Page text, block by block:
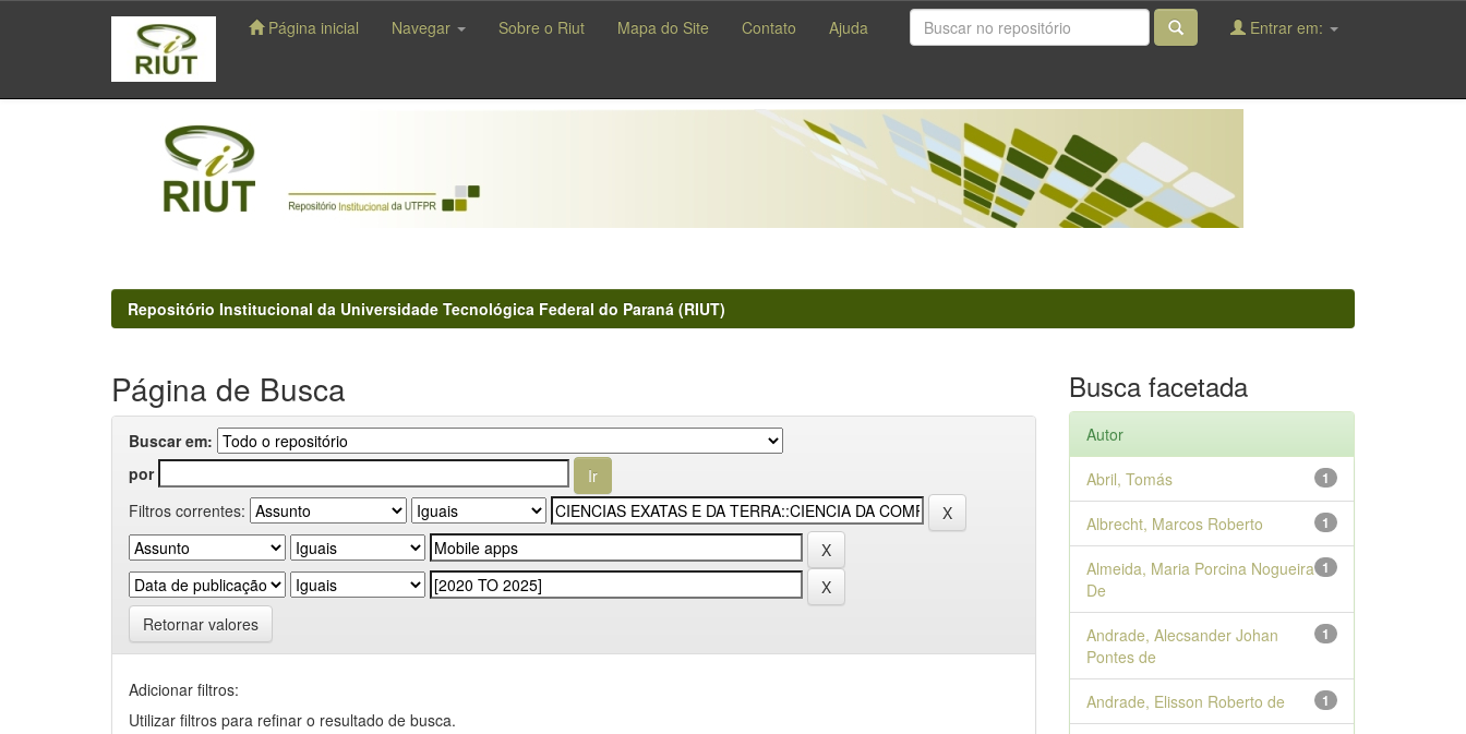
navigation
Página inicial Navegar Sobre o Riut Mapa do Site Contato Ajuda Entrar em:
Repositório Institucional da Universidade Tecnológica Federal do Paraná (RIUT)
Página de Busca
Buscar em:
por
Filtros correntes:
Retornar valores
Adicionar filtros:
Utilizar filtros para refinar o resultado de busca.
Busca facetada
Autor
1
Abril, Tomás
1
Albrecht, Marcos Roberto
1
Almeida, Maria Porcina Nogueira
De
1
Andrade, Alecsander Johan
Pontes de
1
Andrade, Elisson Roberto de